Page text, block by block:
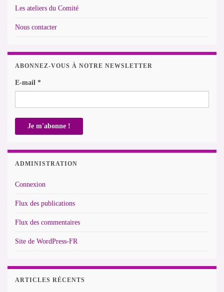
Les ateliers du Comité
Nous contacter
ABONNEZ-VOUS À NOTRE NEWSLETTER
E-mail *
ADMINISTRATION
Connexion
Flux des publications
Flux des commentaires
Site de WordPress-FR
ARTICLES RÉCENTS